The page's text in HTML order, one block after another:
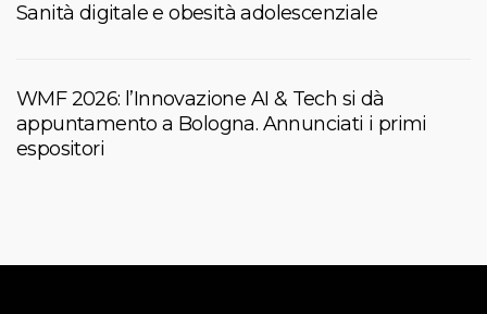
Sanità digitale e obesità adolescenziale
WMF 2026: l’Innovazione AI & Tech si dà
appuntamento a Bologna. Annunciati i primi
espositori